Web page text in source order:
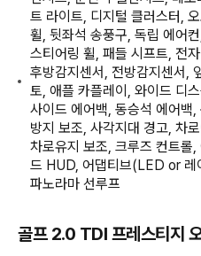
트 라이트, 디지털 클러스터,
휠, 뒷좌석 송풍구, 독립 에어
스티어링 휠, 패들 시프트, 전
후방감지센서, 전방감지센서,
토, 애플 카플레이, 와이드 디
사이드 에어백, 동승석 에어백
방지 보조, 사각지대 경고, 차
차로유지 보조, 크루즈 컨트롤
드 HUD, 어댑티브(LED or 레
파노라마 선루프
골프 2.0 TDI 프레스티지